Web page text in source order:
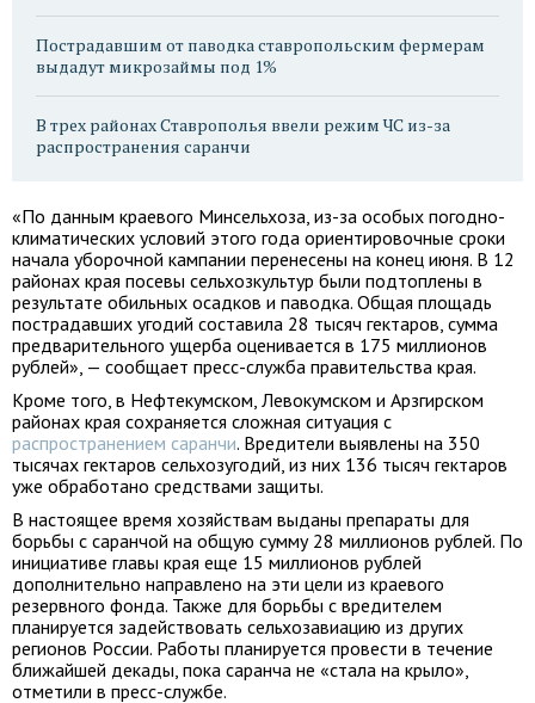
Пострадавшим от паводка ставропольским фермерам
выдадут микрозаймы под 1%
В трех районах Ставрополья ввели режим ЧС из-за
распространения саранчи
«По данным краевого Минсельхоза, из-за особых погодно-
климатических условий этого года ориентировочные сроки
начала уборочной кампании перенесены на конец июня. В 12
районах края посевы сельхозкультур были подтоплены в
результате обильных осадков и паводка. Общая площадь
пострадавших угодий составила 28 тысяч гектаров, сумма
предварительного ущерба оценивается в 175 миллионов
рублей», — сообщает пресс-служба правительства края.
Кроме того, в Нефтекумском, Левокумском и Арзгирском
районах края сохраняется сложная ситуация с
распространением саранчи. Вредители выявлены на 350
тысячах гектаров сельхозугодий, из них 136 тысяч гектаров
уже обработано средствами защиты.
В настоящее время хозяйствам выданы препараты для
борьбы с саранчой на общую сумму 28 миллионов рублей. По
инициативе главы края еще 15 миллионов рублей
дополнительно направлено на эти цели из краевого
резервного фонда. Также для борьбы с вредителем
планируется задействовать сельхозавиацию из других
регионов России. Работы планируется провести в течение
ближайшей декады, пока саранча не «стала на крыло»,
отметили в пресс-службе.